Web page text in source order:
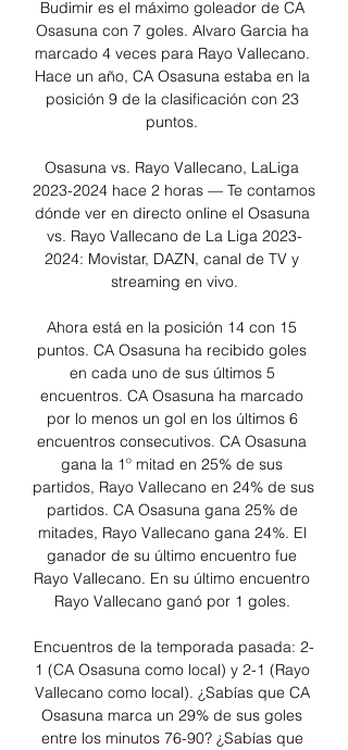
Budimir es el máximo goleador de CA
Osasuna con 7 goles. Alvaro Garcia ha
marcado 4 veces para Rayo Vallecano.
Hace un año, CA Osasuna estaba en la
posición 9 de la clasificación con 23
puntos.
Osasuna vs. Rayo Vallecano, LaLiga
2023-2024 hace 2 horas — Te contamos
dónde ver en directo online el Osasuna
vs. Rayo Vallecano de La Liga 2023-
2024: Movistar, DAZN, canal de TV y
streaming en vivo.
Ahora está en la posición 14 con 15
puntos. CA Osasuna ha recibido goles
en cada uno de sus últimos 5
encuentros. CA Osasuna ha marcado
por lo menos un gol en los últimos 6
encuentros consecutivos. CA Osasuna
gana la 1º mitad en 25% de sus
partidos, Rayo Vallecano en 24% de sus
partidos. CA Osasuna gana 25% de
mitades, Rayo Vallecano gana 24%. El
ganador de su último encuentro fue
Rayo Vallecano. En su último encuentro
Rayo Vallecano ganó por 1 goles.
Encuentros de la temporada pasada: 2-
1 (CA Osasuna como local) y 2-1 (Rayo
Vallecano como local). ¿Sabías que CA
Osasuna marca un 29% de sus goles
entre los minutos 76-90? ¿Sabías que